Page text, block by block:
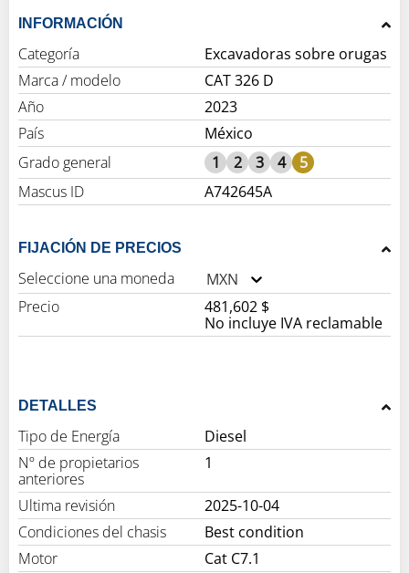
INFORMACIÓN
Categoría
Excavadoras sobre orugas
Marca / modelo
CAT 326 D
Año
2023
País
México
Grado general
1 2 3 4
5
Mascus ID
A742645A
FIJACIÓN DE PRECIOS
Seleccione una moneda
MXN
Precio
481,602 $
No incluye IVA reclamable
DETALLES
Tipo de Energía
Diesel
Nº de propietarios
anteriores
1
Ultima revisión
2025-10-04
Condiciones del chasis
Best condition
Motor
Cat C7.1